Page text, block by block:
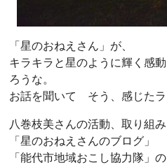
「星のおねえさん」が、
キラキラと星のように輝く感
ろうな。
お話を聞いて そう、感じたラ
八巻枝美さんの活動、取り組
「星のおねえさんのブログ」
「能代市地域おこし協力隊」